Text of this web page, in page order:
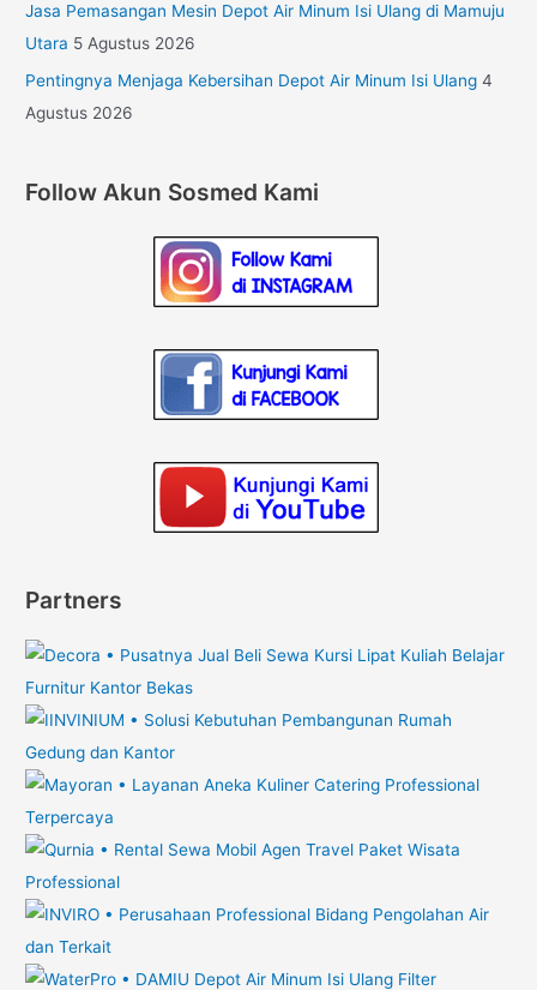
Jasa Pemasangan Mesin Depot Air Minum Isi Ulang di Mamuju
Utara 5 Agustus 2026
Pentingnya Menjaga Kebersihan Depot Air Minum Isi Ulang 4
Agustus 2026
Follow Akun Sosmed Kami
Partners